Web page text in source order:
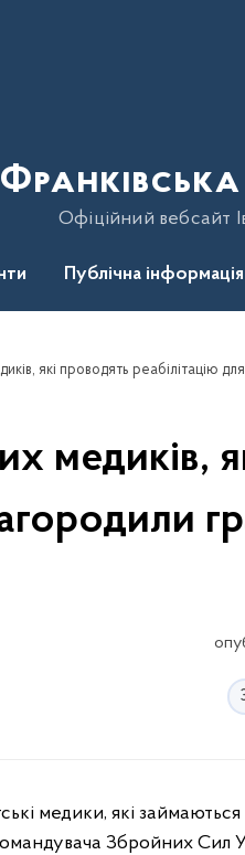
Офіційний вебсайт
Публічна інформація
медиків,
Збройних Сил